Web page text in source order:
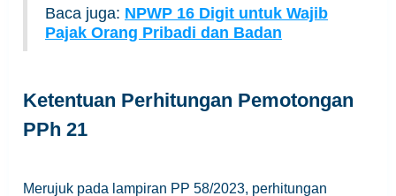
Baca juga: NPWP 16 Digit untuk Wajib
Pajak Orang Pribadi dan Badan
Ketentuan Perhitungan Pemotongan
PPh 21
Merujuk pada lampiran PP 58/2023, perhitungan